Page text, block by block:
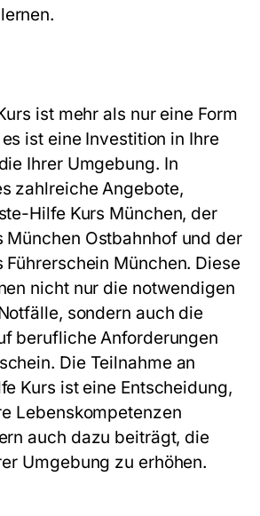
ist mehr als nur eine Form
ist eine Investition in Ihre
Ihrer Umgebung. In
zahlreiche Angebote,
Hilfe Kurs München, der
München Ostbahnhof und der
Führerschein München. Diese
nicht nur die notwendigen
sondern auch die
berufliche Anforderungen
Die Teilnahme an
Kurs ist eine Entscheidung,
Lebenskompetenzen
auch dazu beiträgt, die
Umgebung zu erhöhen.